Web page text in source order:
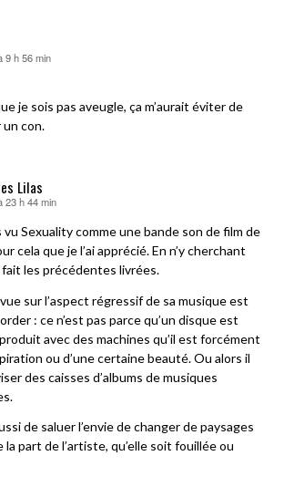
9 h 56 min
je sois pas aveugle, ça m’aurait éviter de
un con.
Lilas
23 h 44 min
vu Sexuality comme une bande son de film de
cela que je l’ai apprécié. En n’y cherchant
fait les précédentes livrées.
sur l’aspect régressif de sa musique est
: ce n’est pas parce qu’un disque est
avec des machines qu’il est forcément
ou d’une certaine beauté. Ou alors il
des caisses d’albums de musiques
de saluer l’envie de changer de paysages
la part de l’artiste, qu’elle soit fouillée ou